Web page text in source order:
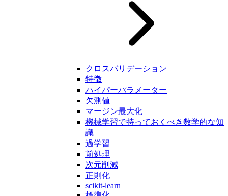
クロスバリデーション
特徴
ハイパーパラメーター
欠測値
マージン最大化
機械学習で持っておくべき数学的な知
識
過学習
前処理
次元削減
正則化
scikit-learn